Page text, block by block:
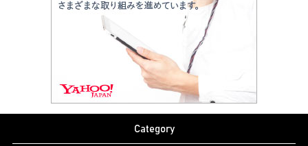
Category